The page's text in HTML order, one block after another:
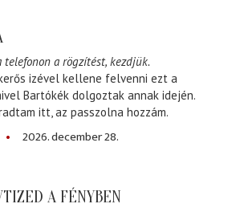
a rögzítést, kezdjük.
izével kellene felvenni ezt a
Bartókék dolgoztak annak idején.
itt, az passzolna hozzám.
2026. december 28.
A FÉNYBEN